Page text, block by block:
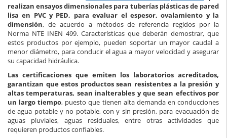
realizan ensayos dimensionales para tuberías plásticas de pared
lisa en PVC y PED, para evaluar el espesor, ovalamiento y la
dimensión, de acuerdo a métodos de referencia regidos por la
Norma NTE INEN 499. Características que deberán demostrar, que
estos productos por ejemplo, pueden soportar un mayor caudal a
menor diámetro, para conducir el agua a mayor velocidad y asegurar
su capacidad hidráulica.
Las certificaciones que emiten los laboratorios acreditados,
garantizan que estos productos sean resistentes a la presión y
altas temperaturas, sean inalterables y que sean efectivos por
un largo tiempo, puesto que tienen alta demanda en conducciones
de agua potable y no potable, con y sin presión, para evacuación de
aguas pluviales, aguas residuales, entre otras actividades que
requieren productos confiables.